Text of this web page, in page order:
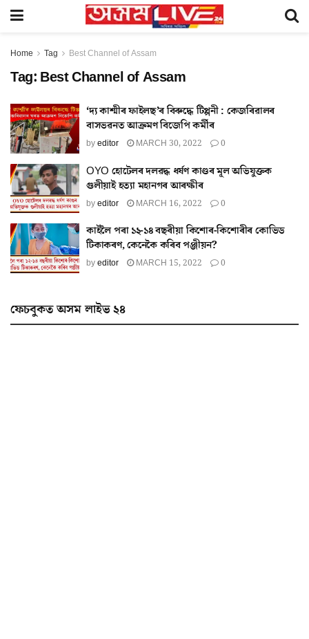
Home Tag Best Channel of Assam
Tag: Best Channel of Assam
‘দ্য কাশ্মীৰ ফাইলছ’ৰ বিৰুদ্ধে টিপ্পনী : কেজৰিৱালৰ
বাসভৱনত আক্ৰমণ বিজেপি কৰ্মীৰ
byeditor MARCH 30, 2022 0
OYO হোটেলৰ দলৱদ্ধ ধৰ্ষণ কাণ্ডৰ মূল অভিযুক্তক
গুলীয়াই হত্যা মহানগৰ আৰক্ষীৰ
byeditor MARCH 16, 2022 0
কাইলৈ পৰা ১২-১৪ বছৰীয়া কিশোৰ-কিশোৰীৰ কোভিড
টিকাকৰণ, কেনেকৈ কৰিব পঞ্জীয়ন?
byeditor MARCH 15, 2022 0
ফেচবুকত অসম লাইভ ২৪